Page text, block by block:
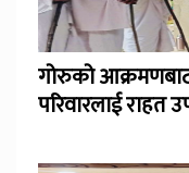
गोरुको
परिवारलाई राहत